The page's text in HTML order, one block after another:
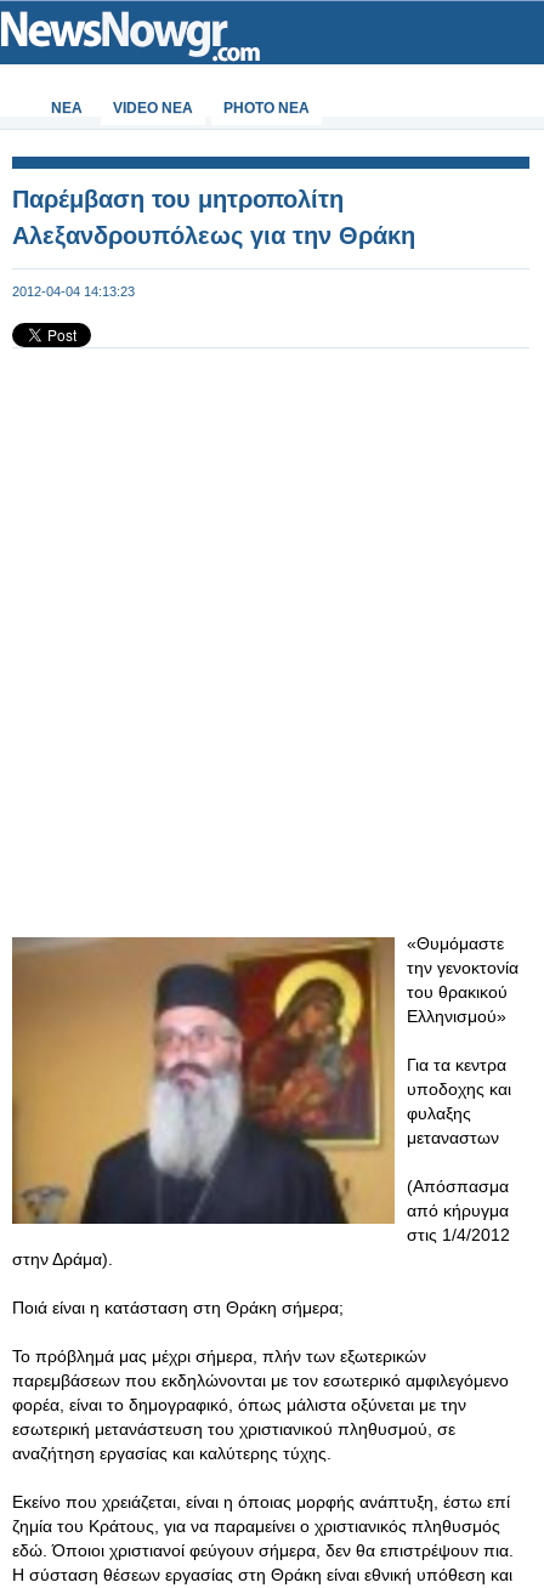
ΝΕΑ VIDEO NEA PHOTO NEA
Παρέμβαση του μητροπολίτη
Αλεξανδρουπόλεως για την Θράκη
2012-04-04 14:13:23
«Θυμόμαστε
την γενοκτονία
του θρακικού
Ελληνισμού»
Για τα κεντρα
υποδοχης και
φυλαξης
μεταναστων
(Απόσπασμα
από κήρυγμα
στις 1/4/2012
στην Δράμα).
Ποιά είναι η κατάσταση στη Θράκη σήμερα;
Το πρόβλημά μας μέχρι σήμερα, πλήν των εξωτερικών
παρεμβάσεων που εκδηλώνονται με τον εσωτερικό αμφιλεγόμενο
φορέα, είναι το δημογραφικό, όπως μάλιστα οξύνεται με την
εσωτερική μετανάστευση του χριστιανικού πληθυσμού, σε
αναζήτηση εργασίας και καλύτερης τύχης.
Εκείνο που χρειάζεται, είναι η όποιας μορφής ανάπτυξη, έστω επί
ζημία του Κράτους, για να παραμείνει ο χριστιανικός πληθυσμός
εδώ. Όποιοι χριστιανοί φεύγουν σήμερα, δεν θα επιστρέψουν πια.
Η σύσταση θέσεων εργασίας στη Θράκη είναι εθνική υπόθεση και